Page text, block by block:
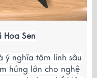
Hoa Sen
ý nghĩa tâm linh sâu
hứng lớn cho nghệ